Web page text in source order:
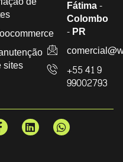
sites
Fátima -
Colombo
- PR
+55 41 9
99002793